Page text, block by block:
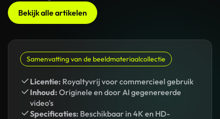
Bekijk alle artikelen
Samenvatting van de beeldmateriaalcollectie
Licentie: Royaltyvrij voor commercieel gebruik
Inhoud: Originele en door AI gegenereerde
video's
Specificaties: Beschikbaar in 4K en HD-